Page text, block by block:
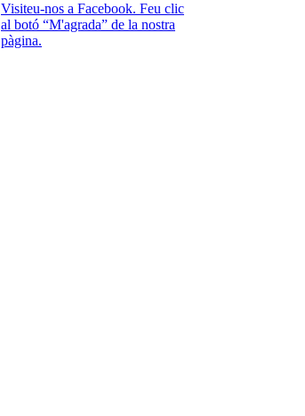
Visiteu-nos a Facebook. Feu clic
al botó “M'agrada” de la nostra
pàgina.